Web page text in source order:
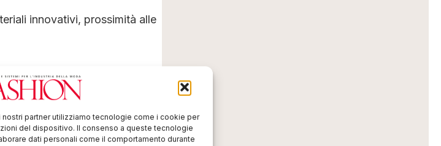
partner utilizziamo tecnologie come i cookie per
del dispositivo. Il consenso a queste tecnologie
dati personali come il comportamento durante
innovativi, prossimità alle
di